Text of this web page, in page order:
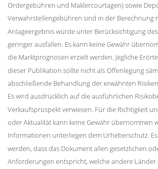
Ordergebühren und Maklercourtagen) sowie
Verwahrstellengebühren sind in der Berechnung
Anlageergebnis würde unter Berücksichtigung
geringer ausfallen. Es kann keine Gewähr
die Marktprognosen erzielt werden. Jegliche
dieser Publikation sollte nicht als Offenlegung
abschließende Behandlung der erwähnten
Es wird ausdrücklich auf die ausführlichen
Verkaufsprospekt verwiesen. Für die Richtigkeit
oder Aktualität kann keine Gewähr übernommen
Informationen unterliegen dem Urheberschutz.
werden, dass das Dokument allen gesetzlichen
Anforderungen entspricht, welche andere